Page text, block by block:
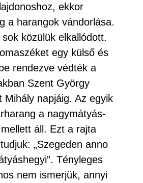
ekkor
a harangok vándorlása.
közülük elkallódott.
egy külső és
rendezve védték a
Szent György
Mihály napjáig. Az egyik
a nagymátyás-
áll. Ezt a rajta
„Szegeden anno
Tényleges
nem ismerjük, annyi